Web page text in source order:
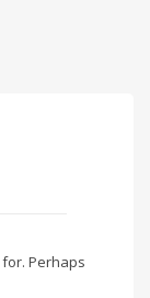
for. Perhaps